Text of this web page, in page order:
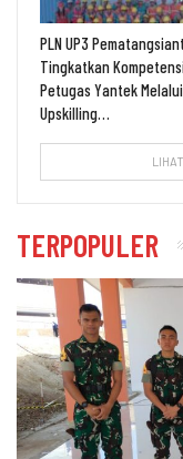
PLN UP3
Tingkatkan
Petugas Yantek Melalui
Upskilling…
TERPOPULER